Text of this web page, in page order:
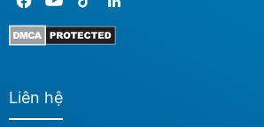
Liên hệ